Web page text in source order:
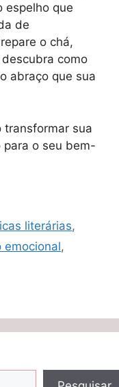
espelho que
de
o chá,
como
abraço que sua
transformar sua
para o seu bem-
literárias,
emocional,